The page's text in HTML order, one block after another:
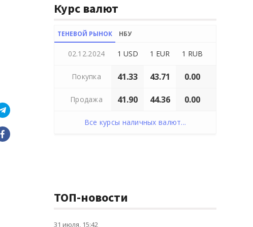
Курс валют
ТЕНЕВОЙ РЫНОК НБУ
02.12.2024 1 USD 1 EUR 1 RUB
Покупка 41.33 43.71 0.00
Продажа 41.90 44.36 0.00
Все курсы наличных валют...
ТОП-новости
31 июля, 15:42